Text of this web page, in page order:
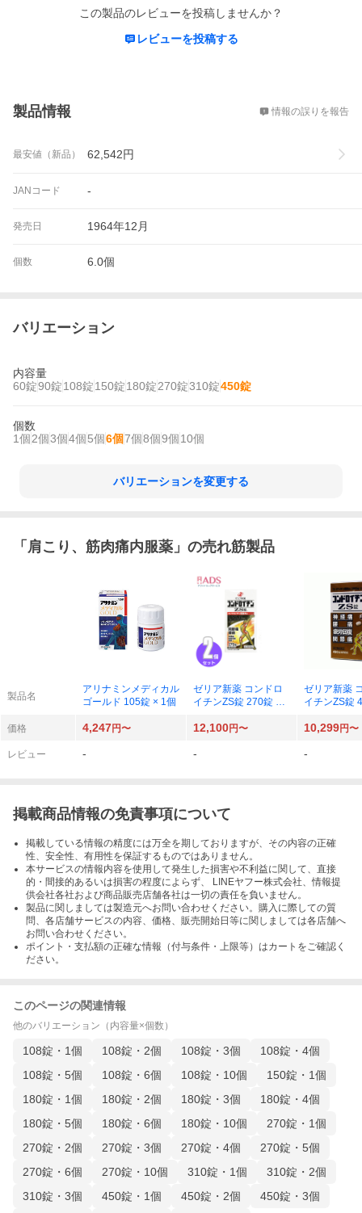
この製品のレビューを投稿しませんか？
レビューを投稿する
製品情報 情報の誤りを報告
最安値（新品） 62,542円
JANコード -
発売日 1964年12月
個数 6.0個
バリエーション
内容量
60錠90錠108錠150錠180錠270錠310錠450錠
個数
1個2個3個4個5個6個7個8個9個10個
バリエーションを変更する
「 肩こり、筋肉痛内服薬 」の売れ筋製品
製品名
アリナミンメディカル
ゴールド 105錠 × 1個
ゼリア新薬 コンドロ
イチンZS錠 270錠 × 2
ゼリア新薬
イチンZS錠
価格
4,247円〜 12,100円〜 10,299円〜
レビュー - - -
掲載商品情報の免責事項について
掲載している情報の精度には万全を期しておりますが、その内容の正確
性、安全性、有用性を保証するものではありません。
本サービスの情報内容を使用して発生した損害や不利益に関して、直接
的・間接的あるいは損害の程度によらず、 LINEヤフー株式会社、情報提
供会社各社および商品販売店舗各社は一切の責任を負いません。
製品に関しましては製造元へお問い合わせください。購入に際しての質
問、各店舗サービスの内容、価格、販売開始日等に関しましては各店舗へ
お問い合わせください。
ポイント・支払額の正確な情報（付与条件・上限等）はカートをご確認く
ださい。
このページの関連情報
他のバリエーション（内容量×個数）
108錠・1個 108錠・2個 108錠・3個
108錠・4個
108錠・5個
108錠・6個 108錠・10個
150錠・1個
180錠・1個
180錠・2個 180錠・3個
180錠・4個
180錠・5個
180錠・6個 180錠・10個
270錠・1個
270錠・2個
270錠・3個 270錠・4個
270錠・5個
270錠・6個
270錠・10個 310錠・1個
310錠・2個
310錠・3個
450錠・1個 450錠・2個 450錠・3個